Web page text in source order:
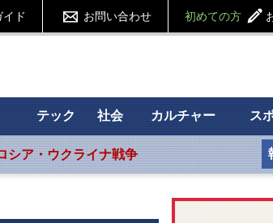
イド お問い合わせ 初めての方
テック 社会 カルチャー ス
シア・ウクライナ戦争